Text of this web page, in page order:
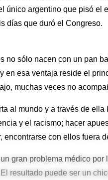
único argentino que pisó el
días que duró el Congreso.
no sólo nacen con un pan
en esa ventaja reside el
muchas veces no
al mundo y a través de
y el racismo; hacer
encontrarse con ellos fuera
gran problema médico
resultado puede ser un